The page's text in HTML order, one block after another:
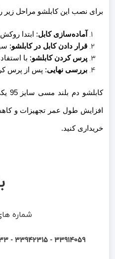
برای نصب این کابلشو مراحل زیر
آماده‌سازی کابل: ابتدا
قرار دادن کابل در کابلشو:
پرس کردن کابلشو: با
بررسی نهایی: پس از پرس
افزایش طول عمر تجهیزات و
خریداری کنید.
شماره
33914059 - 33942315 - 33994533 - 33901836 - 33999160-3 ​